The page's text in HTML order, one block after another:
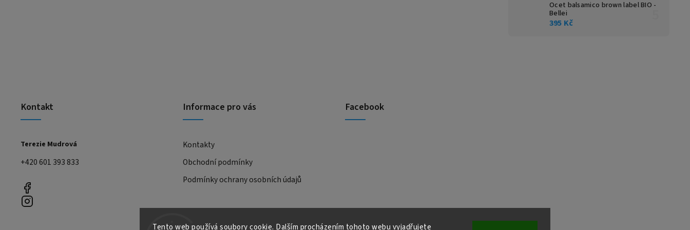
Tento web používá soubory cookie. Dalším procházením tohoto webu vyjadřujete
Ocet balsamico brown label BIO -
Bellei
395 Kč
Kontakt
Terezie Mudrová
+420 601 393 833
Informace pro vás
Kontakty
Obchodní podmínky
Podmínky ochrany osobních údajů
Facebook